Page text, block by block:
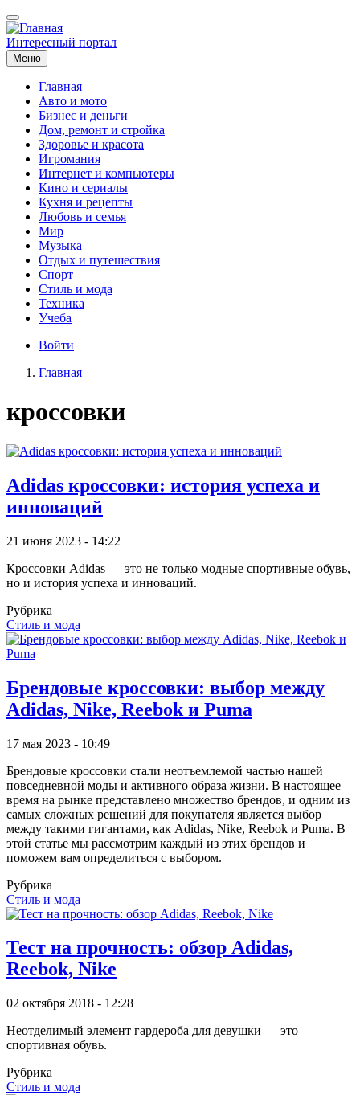
Перейти
к
основному
содержанию
Интересный портал
Меню
Основная
навигация
Главная
Авто и мото
Бизнес и деньги
Дом, ремонт и стройка
Здоровье и красота
Игромания
Интернет и компьютеры
Кино и сериалы
Кухня и рецепты
Любовь и семья
Мир
Музыка
Отдых и путешествия
Спорт
Стиль и мода
Техника
Учеба
Меню
записи
Войти
навигации
Главная
кроссовки
Adidas кроссовки: история успеха и
инноваций
21 июня 2023 - 14:22
Кроссовки Adidas — это не только модные спортивные обувь,
но и история успеха и инноваций.
Рубрика
Стиль и мода
Брендовые кроссовки: выбор между
Adidas, Nike, Reebok и Puma
17 мая 2023 - 10:49
Брендовые кроссовки стали неотъемлемой частью нашей
повседневной моды и активного образа жизни. В настоящее
время на рынке представлено множество брендов, и одним из
самых сложных решений для покупателя является выбор
между такими гигантами, как Adidas, Nike, Reebok и Puma. В
этой статье мы рассмотрим каждый из этих брендов и
поможем вам определиться с выбором.
Рубрика
Стиль и мода
Тест на прочность: обзор Adidas,
Reebok, Nike
02 октября 2018 - 12:28
Неотделимый элемент гардероба для девушки — это
спортивная обувь.
Рубрика
Стиль и мода